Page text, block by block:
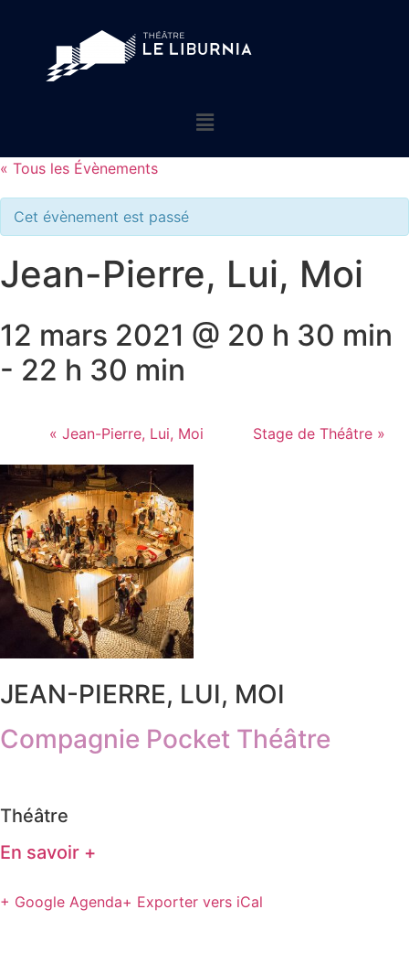
« Tous les Évènements
Cet évènement est passé
Jean-Pierre, Lui, Moi
12 mars 2021 @ 20 h 30 min
- 22 h 30 min
« Jean-Pierre, Lui, Moi Stage de Théâtre »
JEAN-PIERRE, LUI, MOI
Compagnie Pocket Théâtre
Théâtre
En savoir +
+ Google Agenda+ Exporter vers iCal